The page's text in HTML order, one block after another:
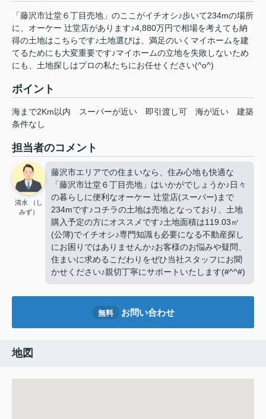
「藤沢市辻堂６丁目売地」のここがイチオシ♪歩いて234mの場所
に、オーケー 辻堂店があります♪4,880万円で相場を考えても納
得の土地はこちらです♪土地選びは、満足のいくマイホームを建
てるためにも大変重要です♪マイホームの立地を失敗しないため
にも、土地探しはプロの私たちにお任せください(^o^)
ポイント
海まで2Km以内 スーパーが近い 即引渡し可 海が近い
建築
条件なし
担当者のコメント
清水 （し
みず）
藤沢市エリアでの住まいなら、住み心地も快適な
「藤沢市辻堂６丁目売地」はいかがでしょうか♪日々
の暮らしに便利なオーケー 辻堂店(スーパー)まで
234mです♪コチラの土地は売地となっており、土地
購入予定の方にオススメです♪土地面積は119.03㎡
(公簿)でイチオシ♪専門知識も必要になる不動産探し
にお困りではありませんか♪お客様のお悩みや疑問、
住まいに求めるこだわりをぜひ当社スタッフにお聞
かせください♪親切丁寧にサポートいたします(#^^#)
無料 お問い合わせ
地図